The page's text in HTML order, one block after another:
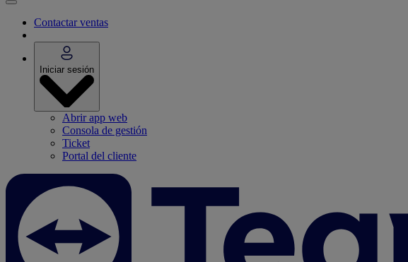
Contactar ventas
Iniciar sesión
Abrir app web
Consola de gestión
Ticket
Portal del cliente